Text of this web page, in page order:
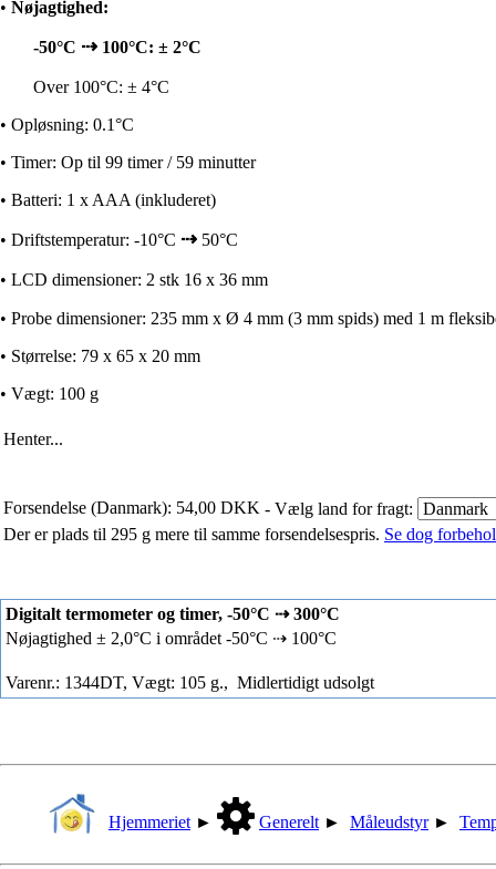
• Nøjagtighed:
-50°C ⇢ 100°C: ± 2°C
Over 100°C: ± 4°C
• Opløsning: 0.1°C
• Timer: Op til 99 timer / 59 minutter
• Batteri: 1 x AAA (inkluderet)
• Driftstemperatur: -10°C ⇢ 50°C
• LCD dimensioner: 2 stk 16 x 36 mm
• Probe dimensioner: 235 mm x Ø 4 mm (3 mm spids) med 1 m
• Størrelse: 79 x 65 x 20 mm
• Vægt: 100 g
Henter...
Forsendelse (Danmark): 54,00 DKK - Vælg land for fragt:
Der er plads til 295 g mere til samme forsendelsespris. Se dog
Digitalt termometer og timer, -50°C ⇢ 300°C
Nøjagtighed ± 2,0°C i området -50°C ⇢ 100°C
Varenr.: 1344DT, Vægt: 105 g., Midlertidigt udsolgt
Hjemmeriet ► Generelt ► Måleudstyr ►